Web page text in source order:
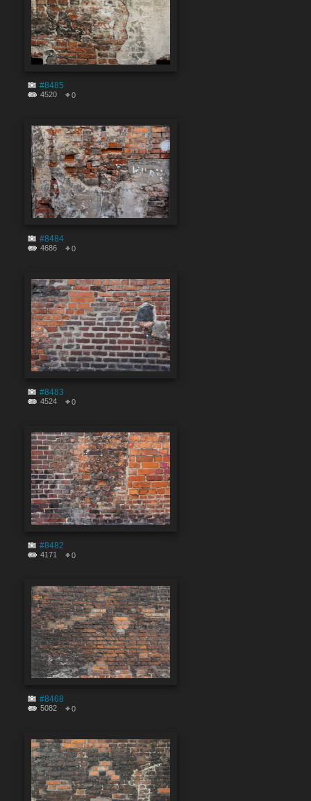
#8485
4520 0
#8484
4686 0
#8483
4524 0
#8482
4171 0
#8468
5082 0